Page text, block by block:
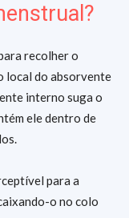
recolher o
local do absorvente
interno suga o
ele dentro de
para a
o no colo